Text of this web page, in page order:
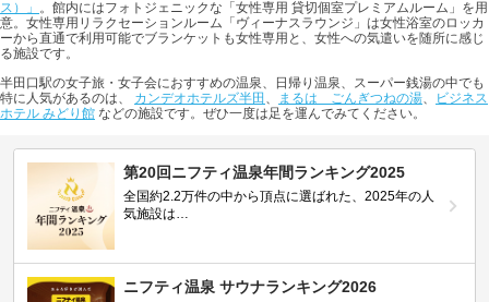
ス）」 。館内にはフォトジェニックな「女性専用 貸切個室プレミアムルーム」を用
意。女性専用リラクセーションルーム「ヴィーナスラウンジ」は女性浴室のロッカ
ーから直通で利用可能でブランケットも女性専用と、女性への気遣いを随所に感じ
る施設です。
半田口駅の女子旅・女子会におすすめの温泉、日帰り温泉、スーパー銭湯の中でも
特に人気があるのは、 カンデオホテルズ半田 、 まるは ごんぎつねの湯、
ビジネス
ホテル みどり館 などの施設です。ぜひ一度は足を運んでみてください。
第20回ニフティ温泉年間ランキング2025
全国約2.2万件の中から頂点に選ばれた、2025年の人
気施設は…
ニフティ温泉 サウナランキング2026